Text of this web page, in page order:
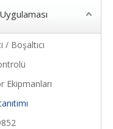
/ Boşaltıcı
Ekipmanları